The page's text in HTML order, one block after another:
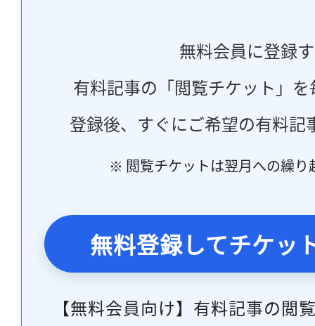
無料会員に登録
有料記事の「閲覧チケット」
登録後、すぐにご希望の有料記
※ 閲覧チケットは翌月への繰り
無料登録してチケッ
【無料会員向け】有料記事の閲